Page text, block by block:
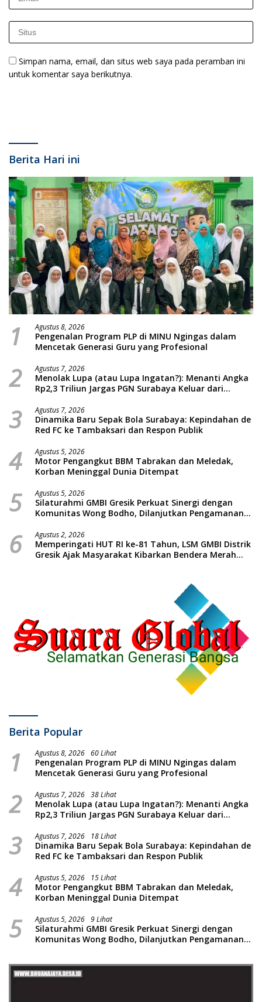
Simpan nama, email, dan situs web saya pada peramban ini
untuk komentar saya berikutnya.
Berita Hari ini
1 Agustus 8, 2026
Pengenalan Program PLP di MINU Ngingas dalam
Mencetak Generasi Guru yang Profesional
2 Agustus 7, 2026
Menolak Lupa (atau Lupa Ingatan?): Menanti Angka
Rp2,3 Triliun Jargas PGN Surabaya Keluar dari
3 Agustus 7, 2026
Dinamika Baru Sepak Bola Surabaya: Kepindahan de
Red FC ke Tambaksari dan Respon Publik
4 Agustus 5, 2026
Motor Pengangkut BBM Tabrakan dan Meledak,
Korban Meninggal Dunia Ditempat
5 Agustus 5, 2026
Silaturahmi GMBI Gresik Perkuat Sinergi dengan
Komunitas Wong Bodho, Dilanjutkan Pengamanan
Massal dan Santunan Anak Yatim
6 Agustus 2, 2026
Memperingati HUT RI ke-81 Tahun, LSM GMBI Distrik
Gresik Ajak Masyarakat Kibarkan Bendera Merah
Berita Popular
1 Agustus 8, 2026 60 Lihat
Pengenalan Program PLP di MINU Ngingas dalam
Mencetak Generasi Guru yang Profesional
2 Agustus 7, 2026 38 Lihat
Menolak Lupa (atau Lupa Ingatan?): Menanti Angka
Rp2,3 Triliun Jargas PGN Surabaya Keluar dari
3 Agustus 7, 2026 18 Lihat
Dinamika Baru Sepak Bola Surabaya: Kepindahan de
Red FC ke Tambaksari dan Respon Publik
4 Agustus 5, 2026 15 Lihat
Motor Pengangkut BBM Tabrakan dan Meledak,
Korban Meninggal Dunia Ditempat
5 Agustus 5, 2026 9 Lihat
Silaturahmi GMBI Gresik Perkuat Sinergi dengan
Komunitas Wong Bodho, Dilanjutkan Pengamanan